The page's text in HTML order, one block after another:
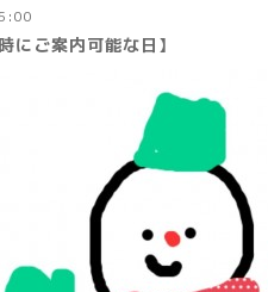
にご案内可能な日】